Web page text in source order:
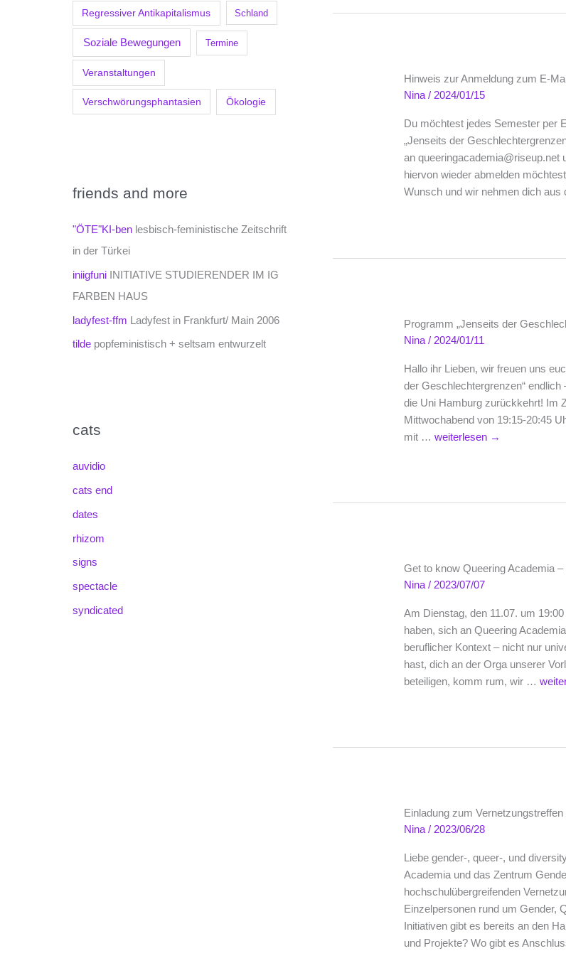
Regressiver Antikapitalismus Schland
Soziale Bewegungen Termine
Veranstaltungen
Verschwörungsphantasien Ökologie
friends and more
"ÖTE"KI-ben lesbisch-feministische Zeitschrift
in der Türkei
iniigfuni INITIATIVE STUDIERENDER IM IG
FARBEN HAUS
ladyfest-ffm Ladyfest in Frankfurt/ Main 2006
tilde popfeministisch + seltsam entwurzelt
cats
auvidio
cats end
dates
rhizom
signs
spectacle
syndicated
Hinweis zur Anmeldung zum E-
Nina/2024/01/15
Du möchtest jedes Semester per
„Jenseits der
an queeringacademia@riseup.net
hiervon wieder abmelden
Wunsch und wir nehmen dich
Programm „Jenseits der
Nina/ 2024/01/11
Hallo ihr Lieben, wir freuen uns
der Geschlechtergrenzen“
die Uni Hamburg zurückkehrt! Im
Mittwochabend von 19:15-20:45
mit …Programm
im
weiterlesen →
Get to know Queering Academia
Nina/ 2023/07/07
Am Dienstag, den 11.07. um
haben, sich an Queering
beruflicher Kontext – nicht nur
hast, dich an der Orga unserer
beteiligen, komm rum, wir …Get
am
Einladung zum
Nina/ 2023/06/28
Liebe gender-, queer-, und
Academia und das Zentrum
hochschulübergreifenden
Einzelpersonen rund um Gender,
Initiativen gibt es bereits an den
und Projekte? Wo gibt es